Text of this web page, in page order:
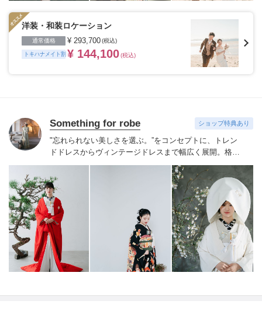
できない場合がございます。
洋装・和装ロケーション
通常価格 ¥ 293,700(税込)
トキハナメイト割 ¥ 144,100(税込)
Something for robe ショップ特典あり
"忘れられない美しさを選ぶ。”をコンセプトに、トレン
ドドレスからヴィンテージドレスまで幅広く展開。 格式
ある伝統的な花嫁着物には、現代のエッセンスを少し加
えた小物選びをご提案いたします。 フランス語でドレス
を意味する「robe」に
私たちは特別な日を彩る１着への
想いを込めています。